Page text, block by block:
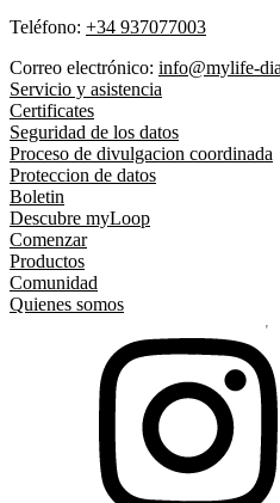
Teléfono: +34 937077003
Correo electrónico: info@mylife-
Servicio y asistencia
Certificates
Seguridad de los datos
Proceso de divulgacion coordinada
Proteccion de datos
Boletin
Descubre myLoop
Comenzar
Productos
Comunidad
Quienes somos